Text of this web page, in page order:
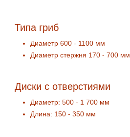
Типа гриб
Диаметр 600 - 1100 мм
Диаметр стержня 170 - 700 мм
Диски с отверстиями
Диаметр: 500 - 1 700 мм
Длина: 150 - 350 мм